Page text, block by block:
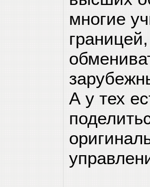
многие
А у тех